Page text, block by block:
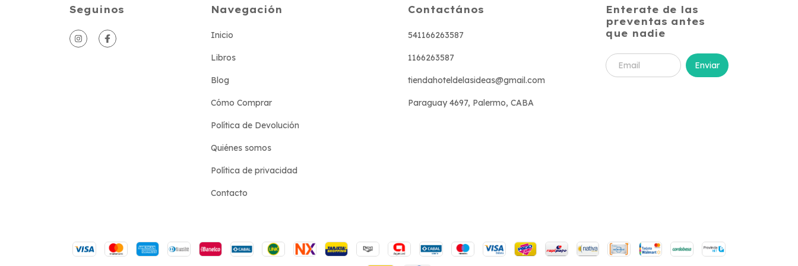
Seguinos Navegación
Inicio
Libros
Blog
Cómo Comprar
Política de Devolución
Quiénes somos
Política de privacidad
Contacto
Contactános
541166263587
1166263587
tiendahoteldelasideas@gmail.com
Paraguay 4697, Palermo, CABA
Enterate de las
preventas antes
que nadie